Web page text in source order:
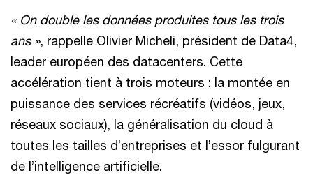
« On double les données produites tous les trois
ans », rappelle Olivier Micheli, président de Data4,
leader européen des datacenters. Cette
accélération tient à trois moteurs : la montée en
puissance des services récréatifs (vidéos, jeux,
réseaux sociaux), la généralisation du cloud à
toutes les tailles d’entreprises et l’essor fulgurant
de l’intelligence artificielle.